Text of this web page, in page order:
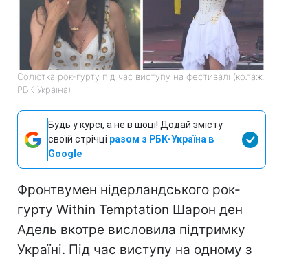
Солістка рок-гурту під час виступу на фестивалі (колаж:
РБК-Україна)
Будь у курсі, а не в шоці! Додай змісту
своїй стрічці разом з РБК-Україна в
Google
Фронтвумен нідерландського рок-
гурту Within Temptation Шарон ден
Адель вкотре висловила підтримку
Україні. Під час виступу на одному з